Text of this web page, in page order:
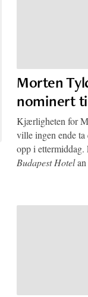
Morten
nominert
Kjærligheten for
ville ingen ende ta
opp i ettermiddag.
Budapest Hotelan